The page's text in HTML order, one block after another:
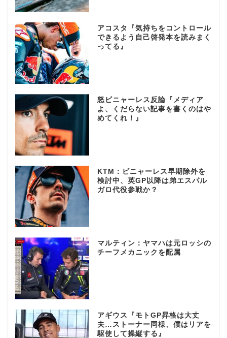
アコスタ『気持ちをコントロール
できるよう自己啓発本を読みまく
ってる』
怒ビニャーレス反論『メディア
よ、くだらない記事を書くのはや
めてくれ！』
KTM：ビニャーレス早期除外を
検討中、英GP以降は弟エスパル
ガロ代役参戦か？
マルティン：ヤマハは元ロッシの
チーフメカニックを配属
アギウス『モトGP昇格は大丈
夫…ストーナー同様、僕はリアを
駆使して操縦する』